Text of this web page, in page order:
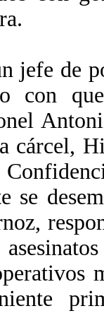
jefe de
con
cárcel,
se